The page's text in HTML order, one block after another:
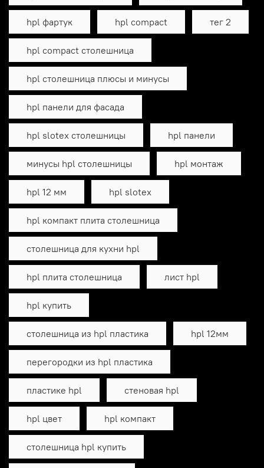
hpl фартук hpl compact тег 2
hpl compact столешница
hpl столешница плюсы и минусы
hpl панели для фасада
hpl slotex столешницы hpl панели
минусы hpl столешницы hpl монтаж
hpl 12 мм hpl slotex
hpl компакт плита столешница
столешница для кухни hpl
hpl плита столешница лист hpl
hpl купить
столешница из hpl пластика hpl 12мм
перегородки из hpl пластика
пластике hpl стеновая hpl
hpl цвет hpl компакт
столешница hpl купить